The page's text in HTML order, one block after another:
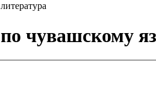
чувашскому